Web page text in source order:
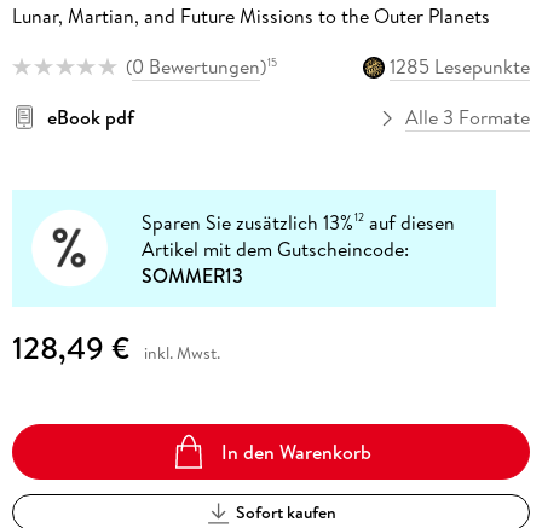
Lunar, Martian, and Future Missions to the Outer Planets
(0 Bewertungen)15
1285 Lesepunkte
eBook pdf
Alle 3 Formate
Sparen Sie zusätzlich 13%12 auf diesen
Artikel mit dem Gutscheincode:
SOMMER13
128,49 € inkl. Mwst.
In den Warenkorb
Sofort kaufen